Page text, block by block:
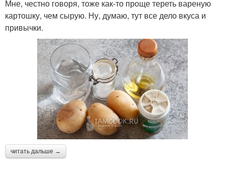
Мне, честно говоря, тоже как-то проще тереть вареную
картошку, чем сырую. Ну, думаю, тут все дело вкуса и
привычки.
читать дальше →